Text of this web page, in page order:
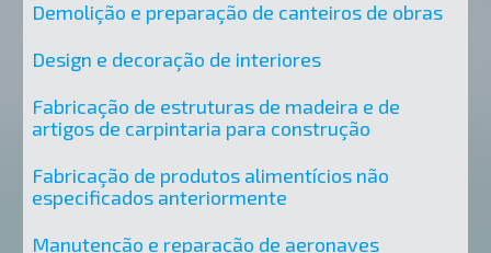
Demolição e preparação de canteiros de obras
Design e decoração de interiores
Fabricação de estruturas de madeira e de
artigos de carpintaria para construção
Fabricação de produtos alimentícios não
especificados anteriormente
Manutenção e reparação de aeronaves